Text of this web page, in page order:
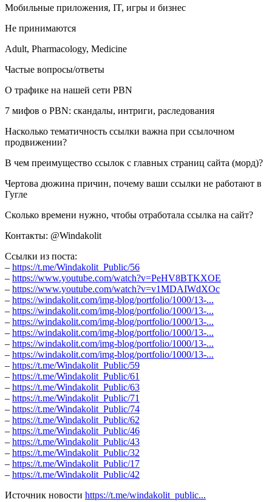
Мобильные приложения, IT, игры и бизнес
Не принимаются
Adult, Pharmacology, Medicine
Частые вопросы/ответы
О трафике на нашей сети PBN
7 мифов о PBN: скандалы, интриги, раследования
Насколько тематичность ссылки важна при ссылочном
продвижении?
В чем преимущество ссылок с главных страниц сайта (морд)?
Чертова дюжина причин, почему ваши ссылки не работают в
Гугле
Сколько времени нужно, чтобы отработала ссылка на сайт?
Контакты: @Windakolit
Ссылки из поста:
– https://t.me/Windakolit_Public/56
– https://www.youtube.com/watch?v=PeHV8BTKXOE
– https://www.youtube.com/watch?v=v1MDAIWdXOc
– https://windakolit.com/img-blog/portfolio/1000/13-...
– https://windakolit.com/img-blog/portfolio/1000/13-...
– https://windakolit.com/img-blog/portfolio/1000/13-...
– https://windakolit.com/img-blog/portfolio/1000/13-...
– https://windakolit.com/img-blog/portfolio/1000/13-...
– https://windakolit.com/img-blog/portfolio/1000/13-...
– https://t.me/Windakolit_Public/59
– https://t.me/Windakolit_Public/61
– https://t.me/Windakolit_Public/63
– https://t.me/Windakolit_Public/71
– https://t.me/Windakolit_Public/74
– https://t.me/Windakolit_Public/62
– https://t.me/Windakolit_Public/46
– https://t.me/Windakolit_Public/43
– https://t.me/Windakolit_Public/32
– https://t.me/Windakolit_Public/17
– https://t.me/Windakolit_Public/42
Источник новости https://t.me/windakolit_public...